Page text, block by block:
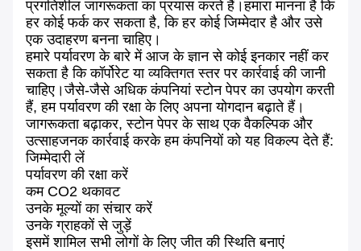
प्रगतिशील जागरूकता का प्रयास करते हैं।हमारा मानना ​​है कि
हर कोई फर्क कर सकता है, कि हर कोई जिम्मेदार है और उसे
एक उदाहरण बनना चाहिए।
हमारे पर्यावरण के बारे में आज के ज्ञान से कोई इनकार नहीं कर
सकता है कि कॉर्पोरेट या व्यक्तिगत स्तर पर कार्रवाई की जानी
चाहिए।जैसे-जैसे अधिक कंपनियां स्टोन पेपर का उपयोग करती
हैं, हम पर्यावरण की रक्षा के लिए अपना योगदान बढ़ाते हैं।
जागरूकता बढ़ाकर, स्टोन पेपर के साथ एक वैकल्पिक और
उत्साहजनक कार्रवाई करके हम कंपनियों को यह विकल्प देते हैं:
जिम्मेदारी लें
पर्यावरण की रक्षा करें
कम CO2 थकावट
उनके मूल्यों का संचार करें
उनके ग्राहकों से जुड़ें
इसमें शामिल सभी लोगों के लिए जीत की स्थिति बनाएं